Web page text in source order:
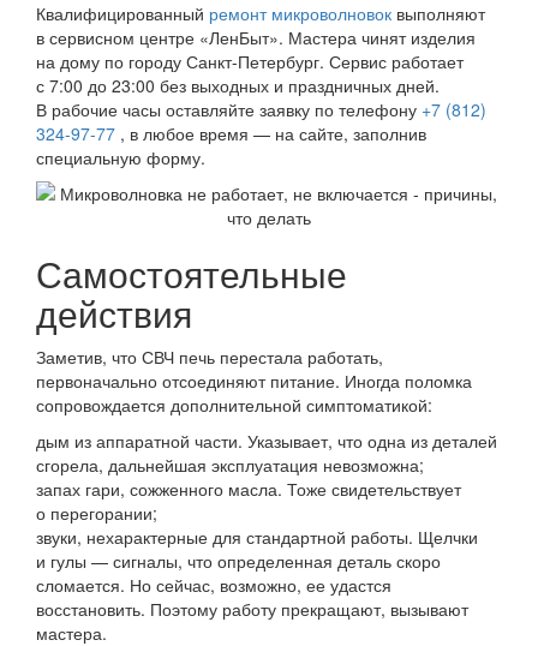
Квалифицированный ремонт микроволновок выполняют
в сервисном центре «ЛенБыт». Мастера чинят изделия
на дому по городу Санкт-Петербург. Сервис работает
с 7:00 до 23:00 без выходных и праздничных дней.
В рабочие часы оставляйте заявку по телефону +7 (812)
324-97-77 , в любое время — на сайте, заполнив
специальную форму.
Самостоятельные
действия
Заметив, что СВЧ печь перестала работать,
первоначально отсоединяют питание. Иногда поломка
сопровождается дополнительной симптоматикой:
дым из аппаратной части. Указывает, что одна из деталей
сгорела, дальнейшая эксплуатация невозможна;
запах гари, сожженного масла. Тоже свидетельствует
о перегорании;
звуки, нехарактерные для стандартной работы. Щелчки
и гулы — сигналы, что определенная деталь скоро
сломается. Но сейчас, возможно, ее удастся
восстановить. Поэтому работу прекращают, вызывают
мастера.